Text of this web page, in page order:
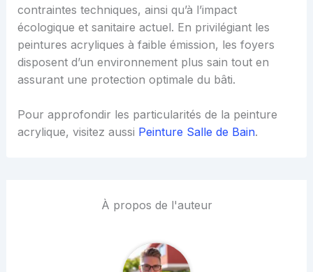
contraintes techniques, ainsi qu’à l’impact
écologique et sanitaire actuel. En privilégiant les
peintures acryliques à faible émission, les foyers
disposent d’un environnement plus sain tout en
assurant une protection optimale du bâti.
Pour approfondir les particularités de la peinture
acrylique, visitez aussi Peinture Salle de Bain.
À propos de l'auteur